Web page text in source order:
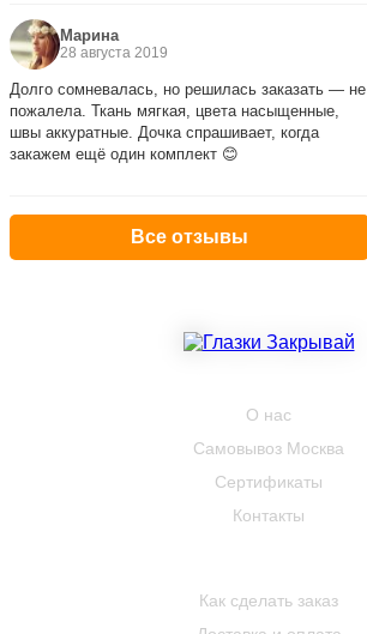
Марина
28 августа 2019
Долго сомневалась, но решилась заказать — не
пожалела. Ткань мягкая, цвета насыщенные,
швы аккуратные. Дочка спрашивает, когда
закажем ещё один комплект 😊
Все отзывы
О нас
Самовывоз Москва
Сертификаты
Контакты
Как сделать заказ